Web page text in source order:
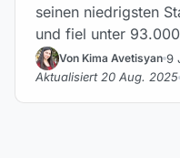
seinen niedrigsten
und fiel unter
Von Kima Avetisyan 9
Aktualisiert 20 Aug. 2025